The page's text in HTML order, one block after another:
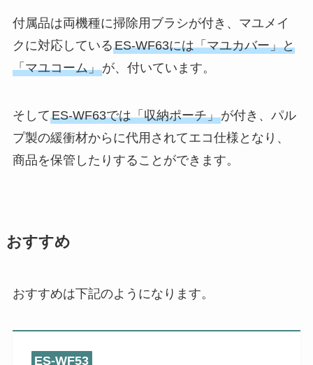
付属品は両機種に掃除用ブラシが付き、マユメイ
クに対応しているES-WF63には「マユカバー」と
「マユコーム」が、付いています。
そしてES-WF63では「収納ポーチ」が付き、パル
プ製の緩衝材からに代用されてエコ仕様となり、
商品を保管したりすることができます。
おすすめ
おすすめは下記のようになります。
ES-WF53